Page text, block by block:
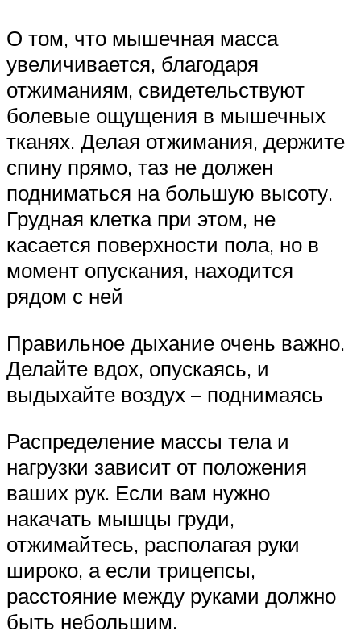
О том, что мышечная масса
увеличивается, благодаря
отжиманиям, свидетельствуют
болевые ощущения в мышечных
тканях. Делая отжимания, держите
спину прямо, таз не должен
подниматься на большую высоту.
Грудная клетка при этом, не
касается поверхности пола, но в
момент опускания, находится
рядом с ней
Правильное дыхание очень важно.
Делайте вдох, опускаясь, и
выдыхайте воздух – поднимаясь
Распределение массы тела и
нагрузки зависит от положения
ваших рук. Если вам нужно
накачать мышцы груди,
отжимайтесь, располагая руки
широко, а если трицепсы,
расстояние между руками должно
быть небольшим.